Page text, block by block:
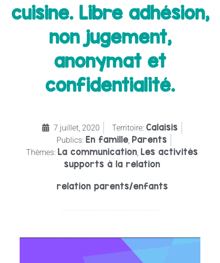
cuisine. Libre adhésion,
non jugement,
anonymat et
confidentialité.
7 juillet, 2020 Territoire: Calaisis
Publics: En famille, Parents
Thèmes: La communication Les activités
supports à la relation
relation parents/enfants